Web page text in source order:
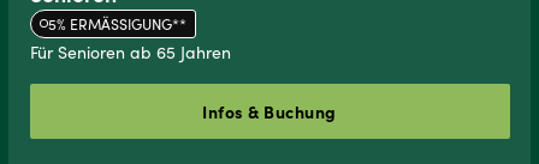
5% ERMÄSSIGUNG**
Für Senioren ab 65 Jahren
Infos & Buchung